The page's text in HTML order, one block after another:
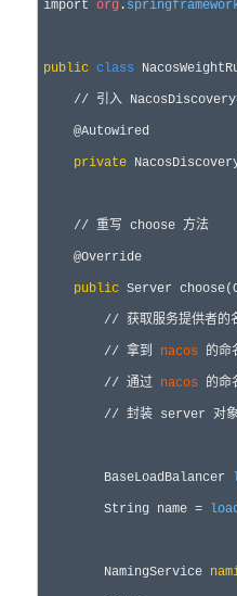
import org .
public class
// 引入
    @Autowired
private
// 重写 choose 方法
    @Override
public Server
// 获取服务提供者的
// 拿到 nacos 的命
// 通过 nacos 的命
// 封装 server 对象
        BaseLoadBalancer
        String name
=
        NamingService